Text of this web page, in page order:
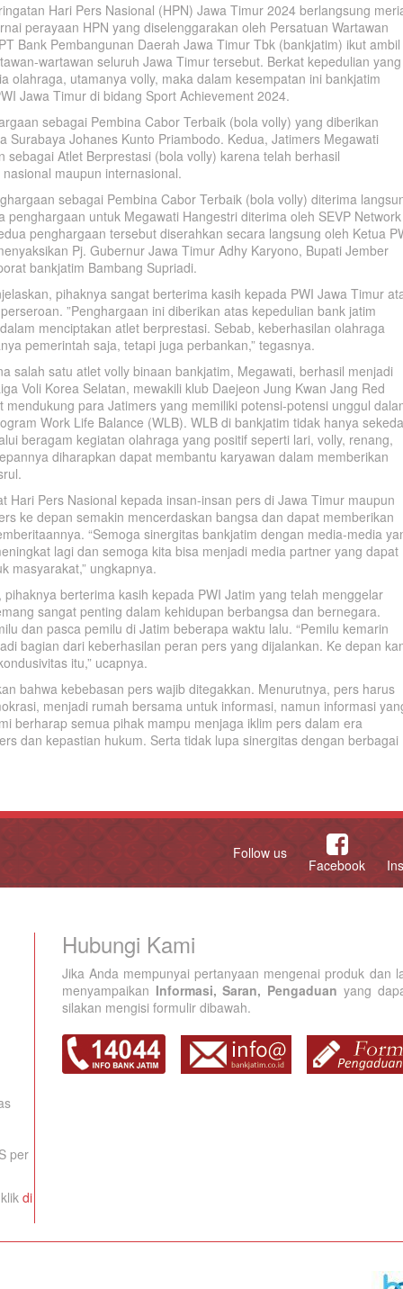
Hari Pers Nasional (HPN) Jawa Timur 2024 berlangsung
perayaan HPN yang diselenggarakan oleh Persatuan Wartawan
Bank Pembangunan Daerah Jawa Timur Tbk (bankjatim) ikut ambil
wartawan seluruh Jawa Timur tersebut. Berkat kepedulian yang
olahraga, utamanya volly, maka dalam kesempatan ini bankjatim
Jawa Timur di bidang Sport Achievement 2024.
sebagai Pembina Cabor Terbaik (bola volly) yang diberikan
Surabaya Johanes Kunto Priambodo. Kedua, Jatimers Megawati
Atlet Berprestasi (bola volly) karena telah berhasil
maupun internasional.
sebagai Pembina Cabor Terbaik (bola volly) diterima
untuk Megawati Hangestri diterima oleh SEVP
penghargaan tersebut diserahkan secara langsung oleh Ketua
Pj. Gubernur Jawa Timur Adhy Karyono, Bupati Jember
bankjatim Bambang Supriadi.
pihaknya sangat berterima kasih kepada PWI Jawa Timur
”Penghargaan ini diberikan atas kepedulian bank jatim
menciptakan atlet berprestasi. Sebab, keberhasilan olahraga
pemerintah saja, tetapi juga perbankan,” tegasnya.
salah satu atlet volly binaan bankjatim, Megawati, berhasil menjadi
Voli Korea Selatan, mewakili klub Daejeon Jung Kwan Jang Red
mendukung para Jatimers yang memiliki potensi-potensi unggul
Work Life Balance (WLB). WLB di bankjatim tidak hanya
beragam kegiatan olahraga yang positif seperti lari, volly, renang,
diharapkan dapat membantu karyawan dalam memberikan
Hari Pers Nasional kepada insan-insan pers di Jawa Timur maupun
ke depan semakin mencerdaskan bangsa dan dapat memberikan
“Semoga sinergitas bankjatim dengan media-media
lagi dan semoga kita bisa menjadi media partner yang dapat
masyarakat,” ungkapnya.
berterima kasih kepada PWI Jatim yang telah menggelar
sangat penting dalam kehidupan berbangsa dan bernegara.
dan pasca pemilu di Jatim beberapa waktu lalu. “Pemilu kemarin
bagian dari keberhasilan peran pers yang dijalankan. Ke depan
itu,” ucapnya.
bahwa kebebasan pers wajib ditegakkan. Menurutnya, pers harus
menjadi rumah bersama untuk informasi, namun informasi
berharap semua pihak mampu menjaga iklim pers dalam era
dan kepastian hukum. Serta tidak lupa sinergitas dengan berbagai
Follow us
Facebook
per
di
Hubungi Kami
Jika Anda mempunyai pertanyaan mengenai produk dan
menyampaikan Informasi, Saran, Pengaduan yang
silakan mengisi formulir dibawah.